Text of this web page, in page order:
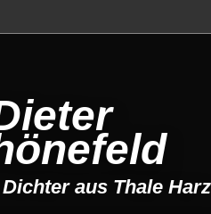
aus Thale Harz